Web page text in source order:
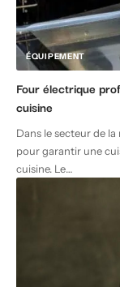
ÉQUIPEMENT
Four électrique
cuisine
Dans le secteur de
pour garantir une
cuisine. Le…